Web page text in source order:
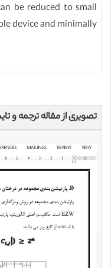
be reduced to small
device and minimally
تصویری از مقاله ترجمه و